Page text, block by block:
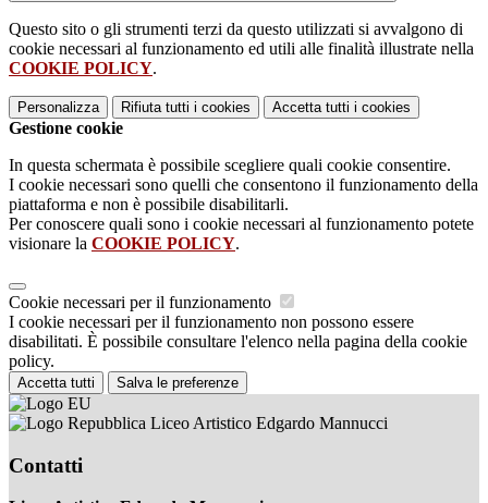
Questo sito o gli strumenti terzi da questo utilizzati si avvalgono di
cookie necessari al funzionamento ed utili alle finalità illustrate nella
COOKIE POLICY.
Personalizza Rifiuta tutti i cookies Accetta tutti i cookies
Gestione cookie
In questa schermata è possibile scegliere quali cookie consentire.
I cookie necessari sono quelli che consentono il funzionamento della
piattaforma e non è possibile disabilitarli.
Per conoscere quali sono i cookie necessari al funzionamento potete
visionare la COOKIE POLICY.
Cookie necessari per il funzionamento
I cookie necessari per il funzionamento non possono essere
disabilitati. È possibile consultare l'elenco nella pagina della cookie
policy.
Accetta tutti Salva le preferenze
Liceo Artistico Edgardo Mannucci
Contatti